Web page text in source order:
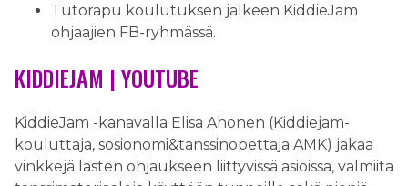
Tutorapu koulutuksen jälkeen KiddieJam
ohjaajien FB-ryhmässä.
KIDDIEJAM | YOUTUBE
KiddieJam -kanavalla Elisa Ahonen (Kiddiejam-
kouluttaja, sosionomi&tanssinopettaja AMK) jakaa
vinkkejä lasten ohjaukseen liittyvissä asioissa, valmiita